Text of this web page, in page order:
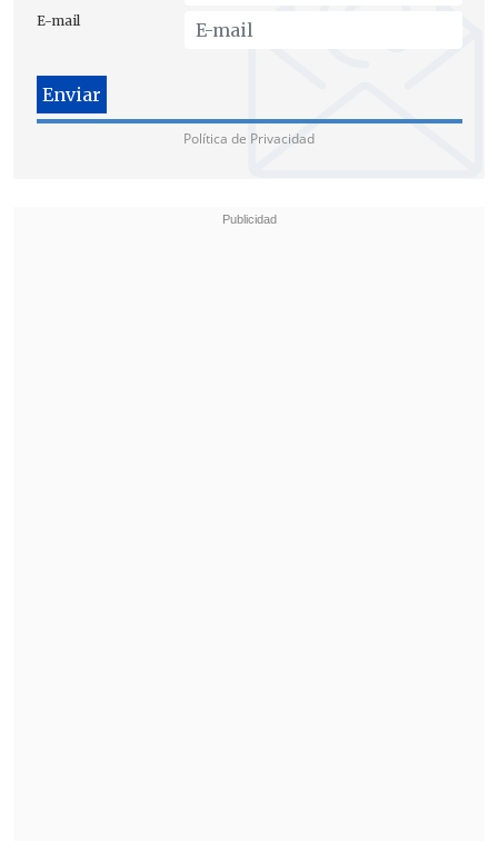
sus letras con temas descaradamente
E-mail
Política de Privacidad